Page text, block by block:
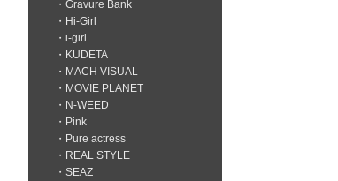
Gravure Bank
Hi-Girl
i-girl
KUDETA
MACH VISUAL
MOVIE PLANET
N-WEED
Pink
Pure actress
REAL STYLE
SEAZ